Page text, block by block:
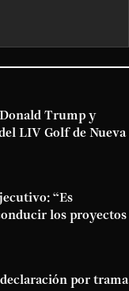
Trump y
LIV Golf de Nueva
“Es
los proyectos
por trama